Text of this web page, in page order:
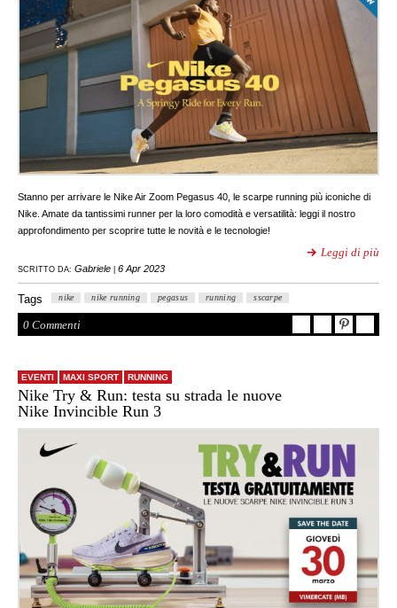
Stanno per arrivare le Nike Air Zoom Pegasus 40, le scarpe running più iconiche di
Nike. Amate da tantissimi runner per la loro comodità e versatilità: leggi il nostro
approfondimento per scoprire tutte le novità e le tecnologie!
Leggi di più
SCRITTO DA: Gabriele 6 Apr 2023
Tags nike nike running pegasus running sscarpe
0 Commenti
EVENTI MAXI SPORT RUNNING
Nike Try & Run: testa su strada le nuove
Nike Invincible Run 3